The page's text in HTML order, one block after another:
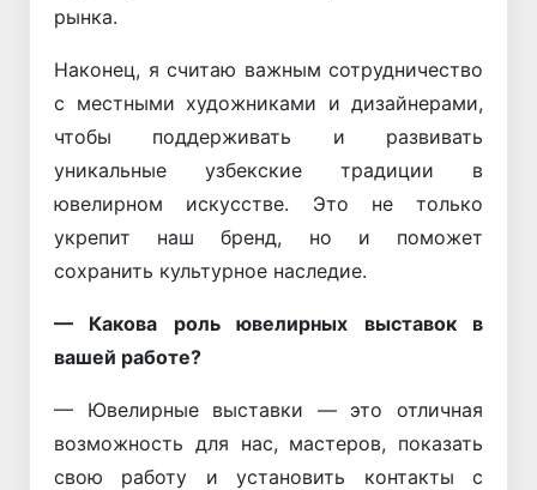
рынка.
Наконец, я считаю важным сотрудничество
с местными художниками и дизайнерами,
чтобы поддерживать и развивать
уникальные узбекские традиции в
ювелирном искусстве. Это не только
укрепит наш бренд, но и поможет
сохранить культурное наследие.
— Какова роль ювелирных выставок в
вашей работе?
— Ювелирные выставки — это отличная
возможность для нас, мастеров, показать
свою работу и установить контакты с